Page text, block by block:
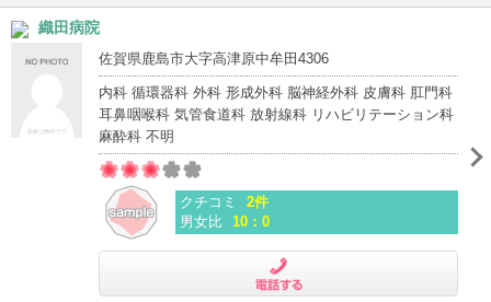
ホームペ
ージ
動画 写真 女医 駐車場
クレジッ
入院 予約 急患
織田病院
佐賀県鹿島市大字高津原中牟田4306
内科 循環器科 外科 形成外科 脳神経外科 皮膚科 肛門科
耳鼻咽喉科 気管食道科 放射線科 リハビリテーション科
麻酔科 不明
クチコミ
2件
男女比 10：0